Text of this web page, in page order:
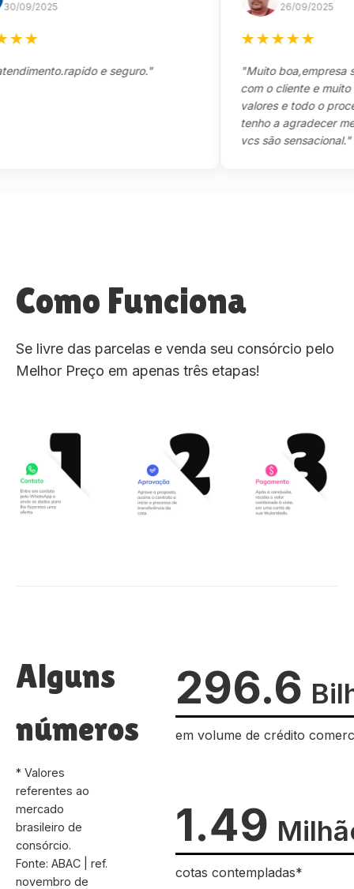
2025
e seguro."
26/09/2025
★★★
"Muito boa,empresa séria
com o cliente e muito
valores e todo o processo
tenho a agradecer
vcs são sensacional."
Como Funciona
Se livre das parcelas e venda seu consórcio pelo
Melhor Preço em apenas três etapas!
Alguns
números
* Valores
referentes ao
mercado
brasileiro de
consórcio.
Fonte: ABAC | ref.
novembro de
296.6
em volume de crédito
1.49
cotas contempladas*